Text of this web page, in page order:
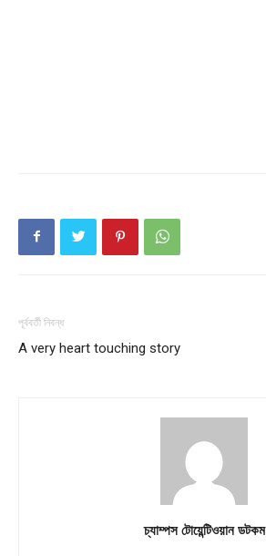
Contact us
Subscription Plans
পূর্ববর্তী নিবন্ধ
A very heart touching story
চ্যাম্পস টোয়েন্টিওয়ান ডটকম